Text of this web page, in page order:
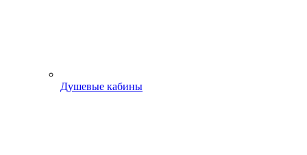
Душевые кабины